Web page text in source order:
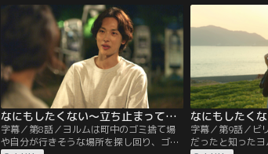
会った司書のアン・デボムに不動産店の場
所を教えてもらう。なかなか条件の合う物
件が見つからず落胆するが、最後に廃墟と
化した元ビリヤード場の物件を紹介さ
酔してしまう。
て閉館後も図書
朝まで2人で過ご
なにもしたくない～立ち止まって、恋をして～ 第08話／字幕
字幕／第8話／ヨルムは町中のゴミ捨て場
や自分が行きそうな場所を探し回り、ゴミ
字幕／第9話／ビ
だったと知った